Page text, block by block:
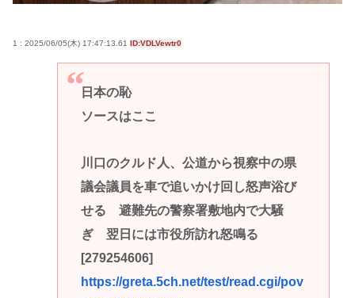
1 : 2025/06/05(木) 17:47:13.61 ID:VDLVewtr0
日本の恥
ソースはここ
川口のクルド人、公道から視察中の県
議会議員を車で追いかけ回し怒声浴び
せる 避難先の警察署敷地内で大騒
ぎ 翌日には市役所訪れ怒鳴る
[279254606]
https://greta.5ch.net/test/read.cgi/pov